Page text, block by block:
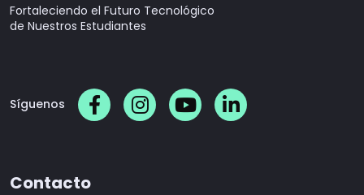
Fortaleciendo el Futuro Tecnológico
de Nuestros Estudiantes
Síguenos
Contacto